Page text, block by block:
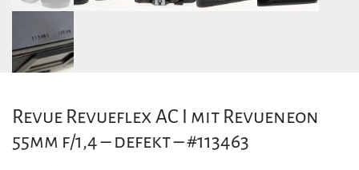
Revue Revueflex AC I mit Revueneon
55mm f/1,4 – defekt – #113463